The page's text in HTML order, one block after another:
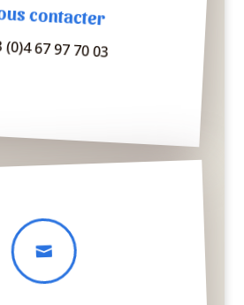
contacter
(0)4 67 97 70 03
